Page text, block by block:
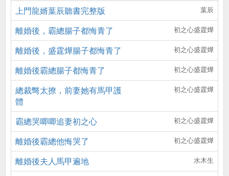
上門龍婿葉辰聽書完整版
葉辰
離婚後，霸總腸子都悔青了 初之心盛霆燁
離婚後，盛霆燁腸子都悔青了 初之心盛霆燁
離婚後霸總腸子都悔青了 初之心盛霆燁
總裁彆太撩，前妻她有馬甲護
體
初之心盛霆燁
霸總哭唧唧追妻初之心 初之心盛霆燁
離婚後霸總他悔哭了 初之心盛霆燁
離婚後夫人馬甲遍地 水木生